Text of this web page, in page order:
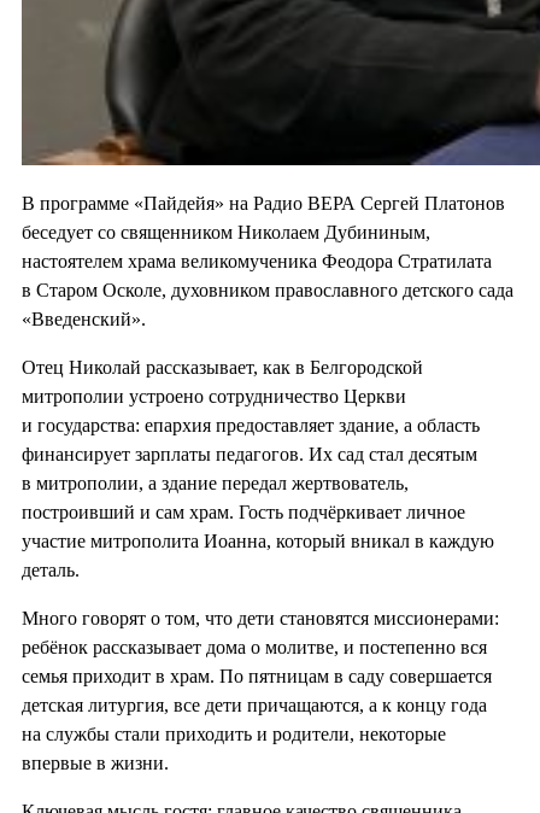
В программе «Пайдейя» на Радио ВЕРА Сергей Платонов
беседует со священником Николаем Дубининым,
настоятелем храма великомученика Феодора Стратилата
в Старом Осколе, духовником православного детского сада
«Введенский».
Отец Николай рассказывает, как в Белгородской
митрополии устроено сотрудничество Церкви
и государства: епархия предоставляет здание, а область
финансирует зарплаты педагогов. Их сад стал десятым
в митрополии, а здание передал жертвователь,
построивший и сам храм. Гость подчёркивает личное
участие митрополита Иоанна, который вникал в каждую
деталь.
Много говорят о том, что дети становятся миссионерами:
ребёнок рассказывает дома о молитве, и постепенно вся
семья приходит в храм. По пятницам в саду совершается
детская литургия, все дети причащаются, а к концу года
на службы стали приходить и родители, некоторые
впервые в жизни.